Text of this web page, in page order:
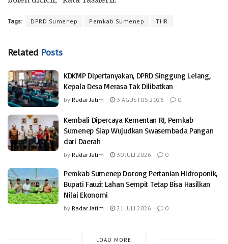
Tags: DPRD Sumenep Pemkab Sumenep THR
Related Posts
KDKMP Dipertanyakan, DPRD Singgung Lelang,
Kepala Desa Merasa Tak Dilibatkan
by Radar Jatim 3 AGUSTUS 2026 0
Kembali Dipercaya Kementan RI, Pemkab
Sumenep Siap Wujudkan Swasembada Pangan
dari Daerah
by Radar Jatim 30 JULI 2026 0
Pemkab Sumenep Dorong Pertanian Hidroponik,
Bupati Fauzi: Lahan Sempit Tetap Bisa Hasilkan
Nilai Ekonomi
by Radar Jatim 21 JULI 2026 0
LOAD MORE